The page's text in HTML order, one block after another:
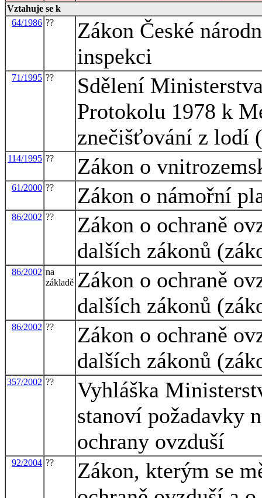
Vztahuje se k
64/1986 ??
Zákon České
inspekci
71/1995 ??
Sdělení
Protokolu 1978 k
znečišťování z lodí
114/1995 ?? Zákon o
61/2000 ?? Zákon o námořní
86/2002 ??
Zákon o ochraně
dalších zákonů
86/2002 na
základě Zákon o ochraně
dalších zákonů
86/2002 ??
Zákon o ochraně
dalších zákonů
357/2002 ??
Vyhláška
stanoví požadavky
ochrany ovzduší
92/2004 ??
Zákon, kterým se